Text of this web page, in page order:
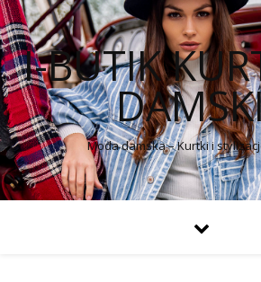
I-BUTIK
Moda damska – Kurtki i